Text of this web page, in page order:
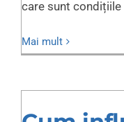
care sunt condițiile
Mai mult